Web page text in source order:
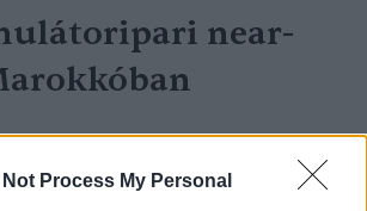
Not Process My Personal
near-
partnerség keretében 2017-
a jelenlegi marokkói